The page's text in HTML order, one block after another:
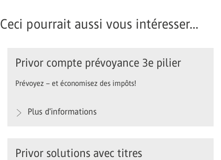
Ceci pourrait aussi vous intéresser...
Privor compte prévoyance 3e pilier
Prévoyez – et économisez des impôts!
Plus d'informations
Privor solutions avec titres